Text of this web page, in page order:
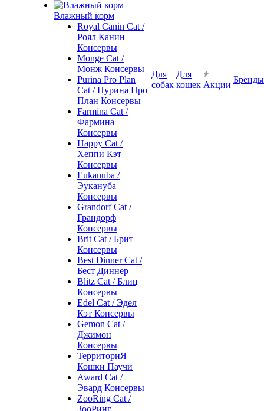
Влажный корм
Royal Canin Cat /
Роял Канин
Консервы
Monge Cat /
Монж Консервы
Purina Pro Plan
Cat / Пурина Про
План Консервы
Farmina Cat /
Фармина
Консервы
Happy Cat /
Хеппи Кэт
Консервы
Eukanuba /
Эукануба
Консервы
Grandorf Cat /
Грандорф
Консервы
Brit Cat / Брит
Консервы
Best Dinner Cat /
Бест Диннер
Blitz Cat / Блиц
Консервы
Edel Cat / Эдел
Кэт Консервы
Gemon Cat /
Джимон
Консервы
ТерриториЯ
Кошки Паучи
Award Cat /
Эвард Консервы
ZooRing Cat /
ЗооРинг
Для
собак
Для
кошек Акции
Бренды